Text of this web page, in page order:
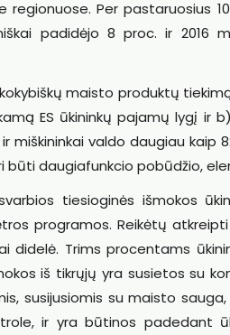
regionuose. Per pastaruosius
padidėjo 8 proc. ir 2016
maisto produktų
ES ūkininkų pajamų lygį ir
valdo daugiau kaip
būti daugiafunkcio pobūdžio,
tiesioginės išmokos
programos. Reikėtų
didelė. Trims procentams
iš tikrųjų yra susietos su
susijusiomis su maisto
ir yra būtinos padedant